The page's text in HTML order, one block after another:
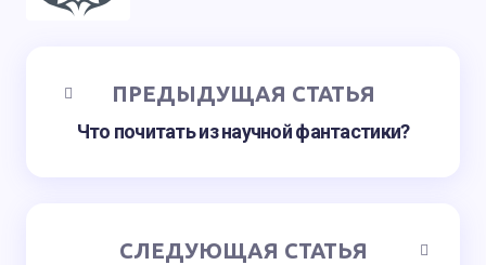
ПРЕДЫДУЩАЯ СТАТЬЯ
Что почитать из научной фантастики?
СЛЕДУЮЩАЯ СТАТЬЯ